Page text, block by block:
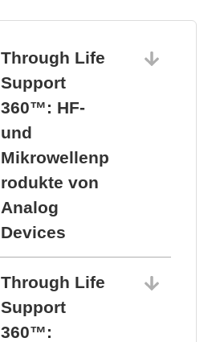
Through Life
Support
360™: HF-
und
Mikrowellenp
rodukte von
Analog
Devices
Through Life
Support
360™: